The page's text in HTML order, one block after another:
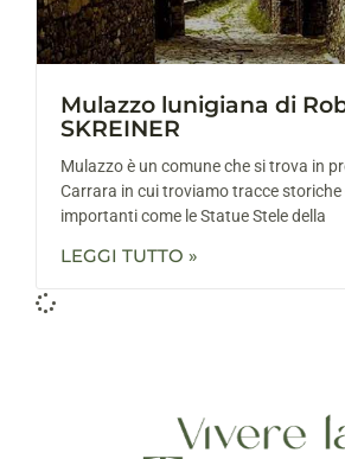
Mulazzo lunigiana di
SKREINER
Mulazzo è un comune che si trova in
Carrara in cui troviamo tracce
importanti come le Statue Stele della
LEGGI TUTTO »